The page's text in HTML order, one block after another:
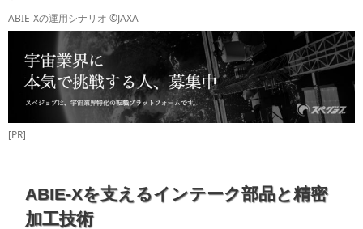
ABIE-Xの運用シナリオ ©JAXA
[PR]
ABIE-Xを支えるインテーク部品と精密
加工技術